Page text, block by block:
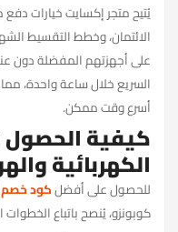
يُتيح متجر إكسايت خيارات
الائتمان، وخطط التقسيط
على أجهزتهم المفضلة دون
السريع خلال ساعة واحدة،
أسرع وقت ممكن.
كيفية الحصول
الكهربائية
للحصول على أفضلكود
كوبونزو، يُنصح باتباع الخطوات